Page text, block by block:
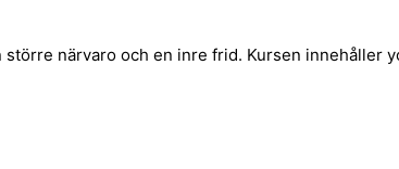
närvaro och en inre frid. Kursen innehåller